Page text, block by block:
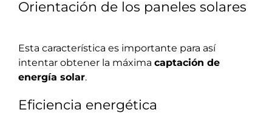
Orientación de los paneles solares
Esta característica es importante para así
intentar obtener la máxima captación de
energía solar.
Eficiencia energética